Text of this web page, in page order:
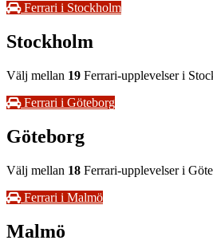
Ferrari i Stockholm
Stockholm
Välj mellan 19 Ferrari-upplevelser i
Ferrari i Göteborg
Göteborg
Välj mellan 18 Ferrari-upplevelser i
Ferrari i Malmö
Malmö